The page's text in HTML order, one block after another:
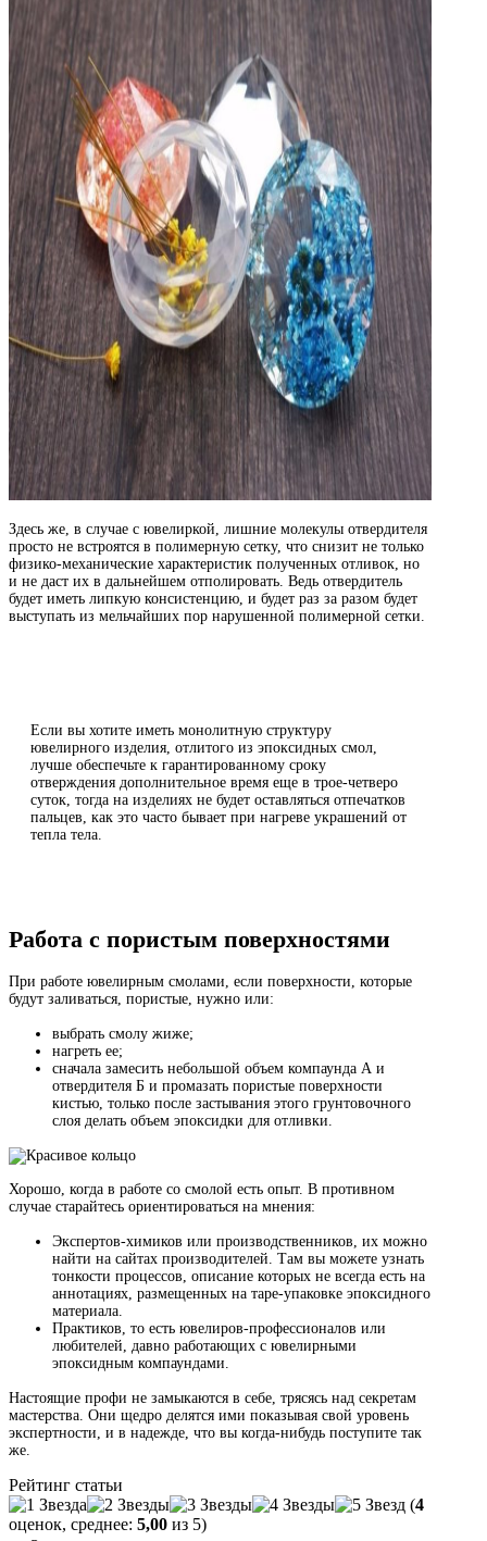
Здесь же, в случае с ювелиркой, лишние молекулы отвердителя
просто не встроятся в полимерную сетку, что снизит не только
физико-механические характеристик полученных отливок, но
и не даст их в дальнейшем отполировать. Ведь отвердитель
будет иметь липкую консистенцию, и будет раз за разом будет
выступать из мельчайших пор нарушенной полимерной сетки.
Если вы хотите иметь монолитную структуру
ювелирного изделия, отлитого из эпоксидных смол,
лучше обеспечьте к гарантированному сроку
отверждения дополнительное время еще в трое-четверо
суток, тогда на изделиях не будет оставляться отпечатков
пальцев, как это часто бывает при нагреве украшений от
тепла тела.
Работа с пористым поверхностями
При работе ювелирным смолами, если поверхности, которые
будут заливаться, пористые, нужно или:
выбрать смолу жиже;
нагреть ее;
сначала замесить небольшой объем компаунда А и
отвердителя Б и промазать пористые поверхности
кистью, только после застывания этого грунтовочного
слоя делать объем эпоксидки для отливки.
Хорошо, когда в работе со смолой есть опыт. В противном
случае старайтесь ориентироваться на мнения:
Экспертов-химиков или производственников, их можно
найти на сайтах производителей. Там вы можете узнать
тонкости процессов, описание которых не всегда есть на
аннотациях, размещенных на таре-упаковке эпоксидного
материала.
Практиков, то есть ювелиров-профессионалов или
любителей, давно работающих с ювелирными
эпоксидным компаундами.
Настоящие профи не замыкаются в себе, трясясь над секретам
мастерства. Они щедро делятся ими показывая свой уровень
экспертности, и в надежде, что вы когда-нибудь поступите так
же.
Рейтинг статьи
(4
оценок, среднее: 5,00 из 5)